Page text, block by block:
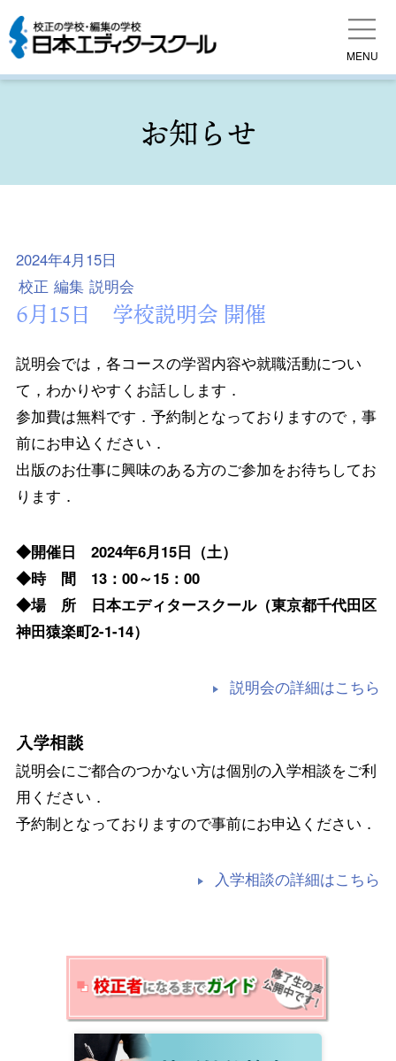
MENU
お知らせ
2024年4月15日
校正 編集 説明会
6月15日 学校説明会 開催
説明会では，各コースの学習内容や就職活動につい
て，わかりやすくお話しします．
参加費は無料です．予約制となっておりますので，事
前にお申込ください．
出版のお仕事に興味のある方のご参加をお待ちしてお
ります．
◆開催日 2024年6月15日（土）
◆時 間 13：00～15：00
◆場 所 日本エディタースクール（東京都千代田区
神田猿楽町2-1-14）
説明会の詳細はこちら
入学相談
説明会にご都合のつかない方は個別の入学相談をご利
用ください．
予約制となっておりますので事前にお申込ください．
入学相談の詳細はこちら